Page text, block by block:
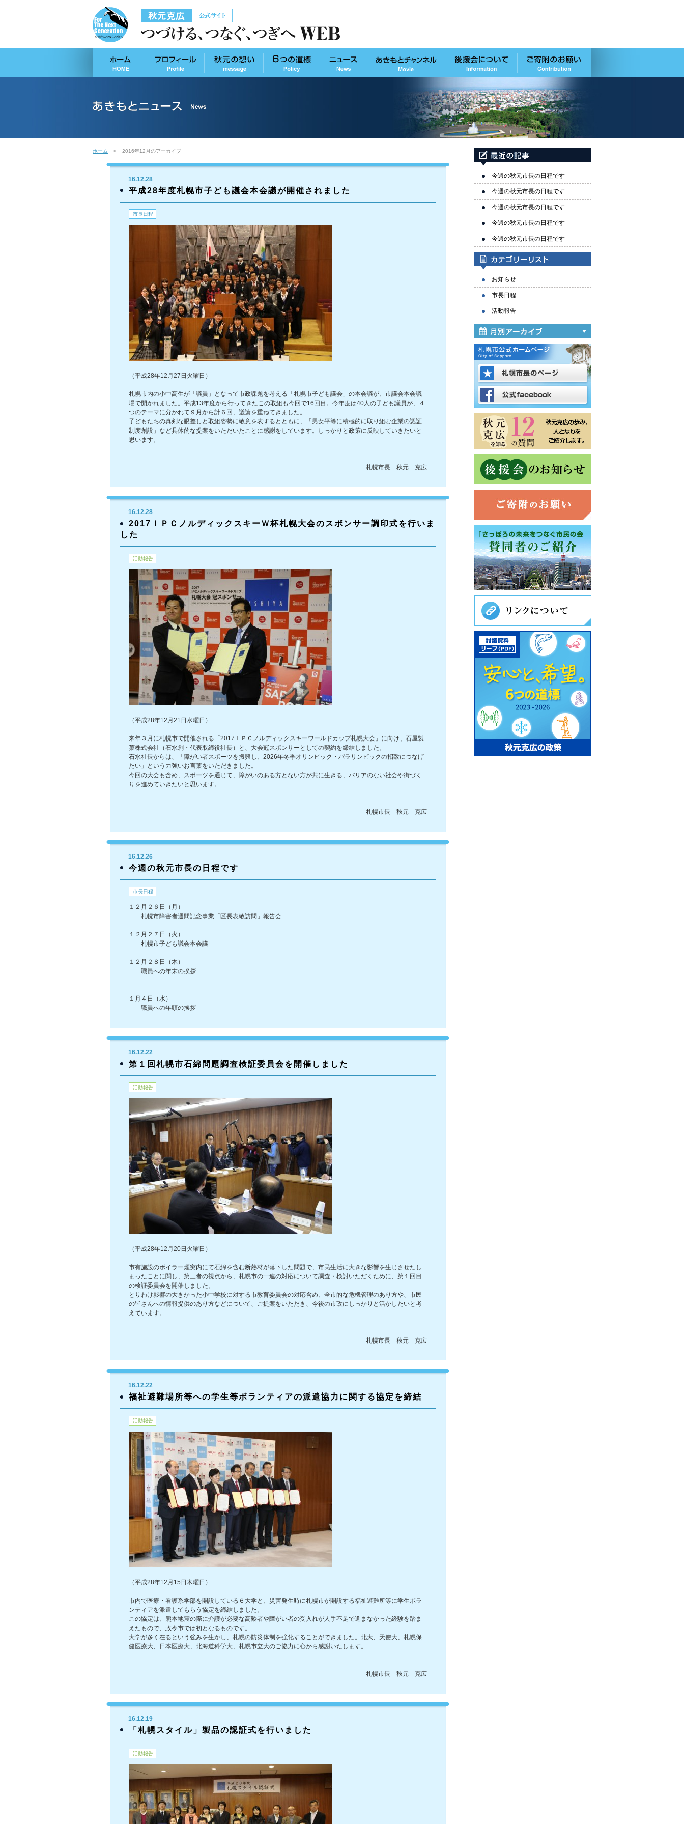
ホーム 2016年12月のアーカイブ
16.12.28
平成28年度札幌市子ども議会本会議が開催されました
市長日程
（平成28年12月27日火曜日）
札幌市内の小中高生が「議員」となって市政課題を考える「札幌市子ども議会」の本会議が、市議会本会議
場で開かれました。平成13年度から行ってきたこの取組も今回で16回目。今年度は40人の子ども議員が、４
つのテーマに分かれて９月から計６回、議論を重ねてきました。
子どもたちの真剣な眼差しと取組姿勢に敬意を表するとともに、「男女平等に積極的に取り組む企業の認証
制度創設」など具体的な提案をいただいたことに感謝をしています。しっかりと政策に反映していきたいと
思います。
札幌市長 秋元 克広
16.12.28
2017ＩＰＣノルディックスキーＷ杯札幌大会のスポンサー調印式を行いま
した
活動報告
（平成28年12月21日水曜日）
来年３月に札幌市で開催される「2017ＩＰＣノルディックスキーワールドカップ札幌大会」に向け、石屋製
菓株式会社（石水創・代表取締役社長）と、大会冠スポンサーとしての契約を締結しました。
石水社長からは、「障がい者スポーツを振興し、2026年冬季オリンピック・パラリンピックの招致につなげ
たい」という力強いお言葉をいただきました。
今回の大会も含め、スポーツを通じて、障がいのある方とない方が共に生きる、バリアのない社会や街づく
りを進めていきたいと思います。
札幌市長 秋元 克広
16.12.26
今週の秋元市長の日程です
市長日程
１２月２６日（月）
札幌市障害者週間記念事業「区長表敬訪問」報告会
１２月２７日（火）
札幌市子ども議会本会議
１２月２８日（木）
職員への年末の挨拶
１月４日（水）
職員への年頭の挨拶
16.12.22
第１回札幌市石綿問題調査検証委員会を開催しました
活動報告
（平成28年12月20日火曜日）
市有施設のボイラー煙突内にて石綿を含む断熱材が落下した問題で、市民生活に大きな影響を生じさせたし
まったことに関し、第三者の視点から、札幌市の一連の対応について調査・検討いただくために、第１回目
の検証委員会を開催しました。
とりわけ影響の大きかった小中学校に対する市教育委員会の対応含め、全市的な危機管理のあり方や、市民
の皆さんへの情報提供のあり方などについて、ご提案をいただき、今後の市政にしっかりと活かしたいと考
えています。
札幌市長 秋元 克広
16.12.22
福祉避難場所等への学生等ボランティアの派遣協力に関する協定を締結
活動報告
（平成28年12月15日木曜日）
市内で医療・看護系学部を開設している６大学と、災害発生時に札幌市が開設する福祉避難所等に学生ボラ
ンティアを派遣してもらう協定を締結しました。
この協定は、熊本地震の際に介護が必要な高齢者や障がい者の受入れが人手不足で進まなかった経験を踏ま
えたもので、政令市では初となるものです。
大学が多く在るという強みを生かし、札幌の防災体制を強化することができました。北大、天使大、札幌保
健医療大、日本医療大、北海道科学大、札幌市立大のご協力に心から感謝いたします。
札幌市長 秋元 克広
16.12.19
「札幌スタイル」製品の認証式を行いました
活動報告
今週の秋元市長の日程です
今週の秋元市長の日程です
今週の秋元市長の日程です
今週の秋元市長の日程です
今週の秋元市長の日程です
お知らせ
市長日程
活動報告